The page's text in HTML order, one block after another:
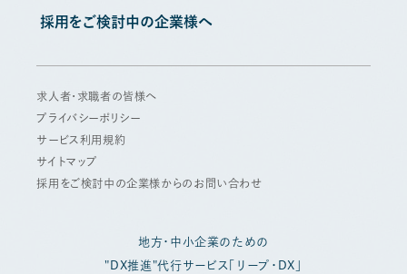
採用をご検討中の企業様へ
求人者・求職者の皆様へ
プライバシーポリシー
サービス利用規約
サイトマップ
採用をご検討中の企業様からのお問い合わせ
地方・中小企業のための
"DX推進"代行サービス「リープ・DX」